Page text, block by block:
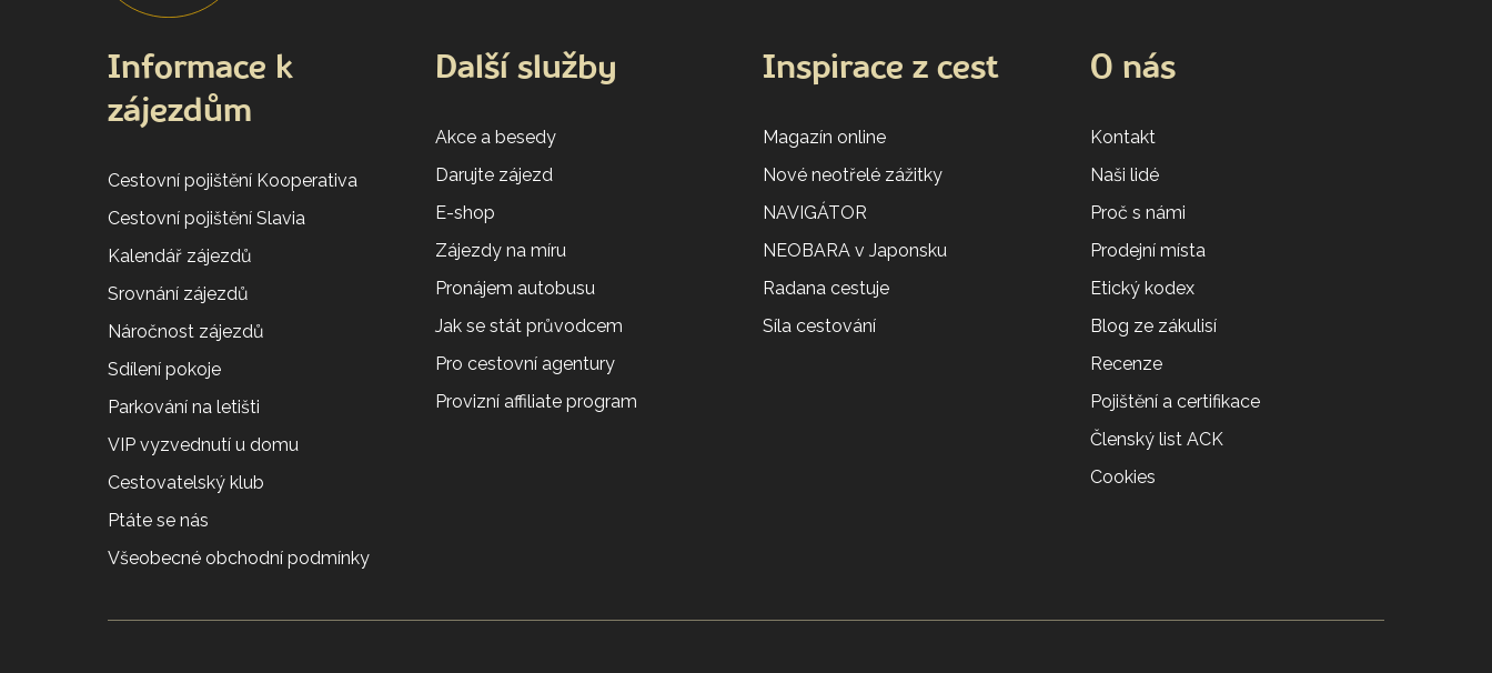
Informace k
zájezdům
Cestovní pojištění Kooperativa
Cestovní pojištění Slavia
Kalendář zájezdů
Srovnání zájezdů
Náročnost zájezdů
Sdílení pokoje
Parkování na letišti
VIP vyzvednutí u domu
Cestovatelský klub
Ptáte se nás
Všeobecné obchodní podmínky
Další služby
Akce a besedy
Darujte zájezd
E-shop
Zájezdy na míru
Pronájem autobusu
Jak se stát průvodcem
Pro cestovní agentury
Provizní affiliate program
Inspirace z cest
Magazín online
Nové neotřelé zážitky
NAVIGÁTOR
NEOBARA v Japonsku
Radana cestuje
Síla cestování
O nás
Kontakt
Naši lidé
Proč s námi
Prodejní místa
Etický kodex
Blog ze zákulisí
Recenze
Pojištění a certifikace
Členský list ACK
Cookies